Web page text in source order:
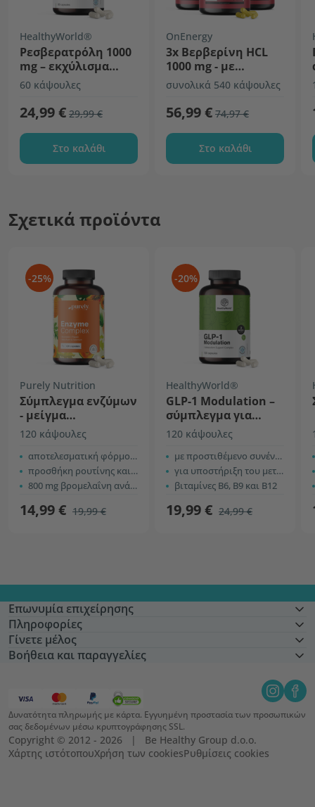
HealthyWorld®
Ρεσβερατρόλη 1000
mg – εκχύλισμα
100:1
60 κάψουλες
24,99 € 29,99 €
Στο καλάθι
OnEnergy
3x Βερβερίνη HCL
1000 mg - με
πιπερίνη και
συνολικά 540 κάψουλες
56,99 € 74,97 €
Στο καλάθι
Σχετικά προϊόντα
-25%
Purely Nutrition
Σύμπλεγμα ενζύμων
- μείγμα
βρωμελαΐνης και
παπαΐνης
120 κάψουλες
αποτελεσματική φόρμουλα ενζύμων
προσθήκη ρουτίνης και σεληνίου
800 mg βρομελαΐνη ανά δόση
14,99 € 19,99 €
-20%
HealthyWorld®
GLP-1 Modulation –
σύμπλεγμα για
υποστήριξη του
μεταβολισμού
120 κάψουλες
με προστιθέμενο συνένζυμο Q10
για υποστήριξη του μεταβολισμού
βιταμίνες B6, B9 και B12
19,99 € 24,99 €
Επωνυμία επιχείρησης
Πληροφορίες
Γίνετε μέλος
Βοήθεια και παραγγελίες
Δυνατότητα πληρωμής με κάρτα. Εγγυημένη προστασία των προσωπικών
σας δεδομένων μέσω κρυπτογράφησης SSL.
Copyright © 2012 - 2026   |   Be Healthy Group d.o.o.
Χάρτης ιστότοπουΧρήση των cookiesΡυθμίσεις cookies